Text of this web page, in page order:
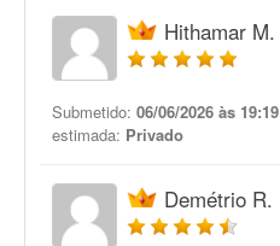
Hithamar M.
Submetido: 06/06/2026 às 19:19
estimada: Privado
Demétrio R.